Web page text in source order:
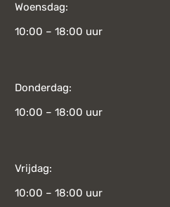
Woensdag:
10:00 – 18:00 uur
Donderdag:
10:00 – 18:00 uur
Vrijdag:
10:00 – 18:00 uur